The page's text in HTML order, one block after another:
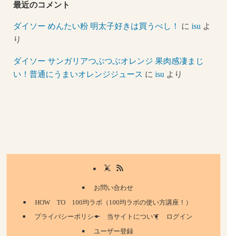
最近のコメント
ダイソー めんたい粉 明太子好きは買うべし！ にisu よ
り
ダイソー サンガリアつぶつぶオレンジ 果肉感凄まじ
い！普通にうまいオレンジジュース にisu より
お問い合わせ
HOW TO 100均ラボ（100均ラボの使い方講座！）
プライバシーポリシー
当サイトについて
ログイン
ユーザー登録